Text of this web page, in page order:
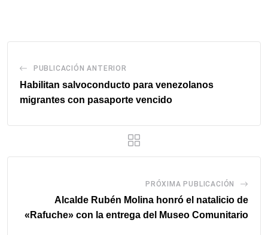
PUBLICACIÓN ANTERIOR
Habilitan salvoconducto para venezolanos
migrantes con pasaporte vencido
PRÓXIMA PUBLICACIÓN
Alcalde Rubén Molina honró el natalicio de
«Rafuche» con la entrega del Museo Comunitario